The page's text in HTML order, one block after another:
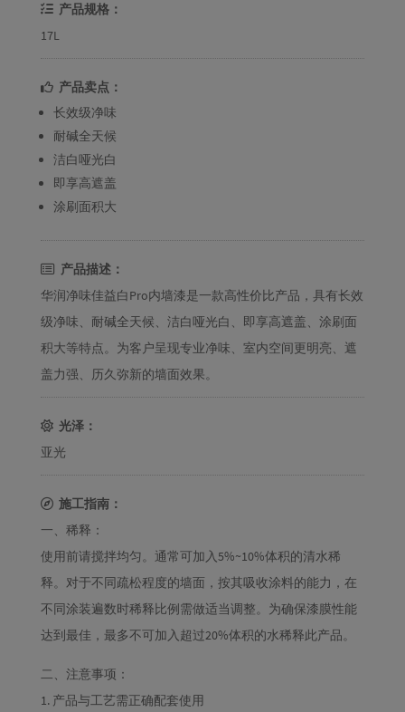
产品规格：
17L
产品卖点：
长效级净味
耐碱全天候
洁白哑光白
即享高遮盖
涂刷面积大
产品描述：
华润净味佳益白Pro内墙漆是一款高性价比产品，具有长效
级净味、耐碱全天候、洁白哑光白、即享高遮盖、涂刷面
积大等特点。为客户呈现专业净味、室内空间更明亮、遮
盖力强、历久弥新的墙面效果。
光泽：
亚光
施工指南：
一、稀释：
使用前请搅拌均匀。通常可加入5%~10%体积的清水稀
释。对于不同疏松程度的墙面，按其吸收涂料的能力，在
不同涂装遍数时稀释比例需做适当调整。为确保漆膜性能
达到最佳，最多不可加入超过20%体积的水稀释此产品。
二、注意事项：
1. 产品与工艺需正确配套使用